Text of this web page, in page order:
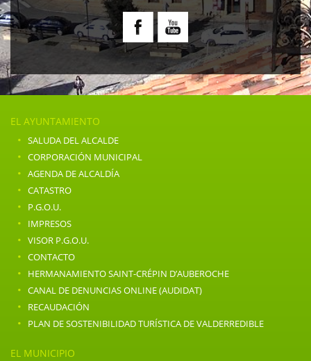
EL AYUNTAMIENTO
· SALUDA DEL ALCALDE
· CORPORACIÓN MUNICIPAL
· AGENDA DE ALCALDÍA
· CATASTRO
· P.G.O.U.
· IMPRESOS
· VISOR P.G.O.U.
· CONTACTO
· HERMANAMIENTO SAINT-CRÉPIN D’AUBEROCHE
· CANAL DE DENUNCIAS ONLINE (AUDIDAT)
· RECAUDACIÓN
· PLAN DE SOSTENIBILIDAD TURÍSTICA DE VALDERREDIBLE
EL MUNICIPIO